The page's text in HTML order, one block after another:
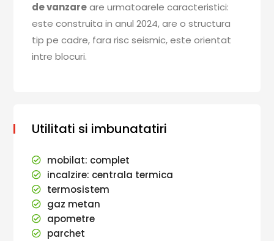
de vanzareare urmatoarele caracteristici:
este construita in anul 2024, are o structura
tip pe cadre, fara risc seismic, este orientat
intre blocuri.
Utilitati si imbunatatiri
mobilat: complet
incalzire: centrala termica
termosistem
gaz metan
apometre
parchet